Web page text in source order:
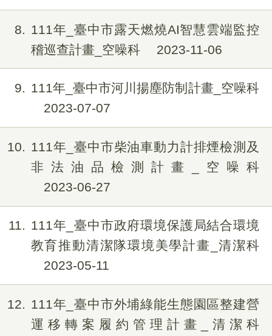
8
111年_臺中市露天燃燒AI智慧雲端監控
稽巡查計畫_空噪科
2023-11-06
9
111年_臺中市河川揚塵防制計畫_空噪科
2023-07-07
10
111年_臺中市柴油車動力計排煙檢測及
非法油品檢測計畫_空噪科
2023-06-27
11
111年_臺中市政府環境保護局結合環境
教育推動清潔隊環境美學計畫_清潔科
2023-05-11
12
111年_臺中市外埔綠能生態園區整建營
運移轉案履約管理計畫_清潔科